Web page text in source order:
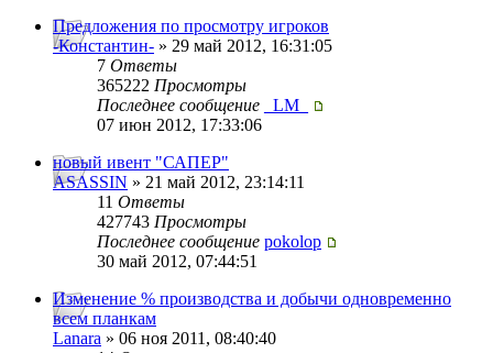
Предложения по просмотру игроков
-Константин- » 29 май 2012, 16:31:05
7 Ответы
365222 Просмотры
Последнее сообщение
_LM_
07 июн 2012, 17:33:06
новый ивент "САПЕР"
ASASSIN » 21 май 2012, 23:14:11
11 Ответы
427743 Просмотры
Последнее сообщение pokolop
30 май 2012, 07:44:51
Изменение % производства и добычи одновременно
всем планкам
Lanara » 06 ноя 2011, 08:40:40